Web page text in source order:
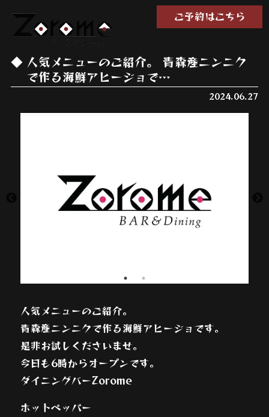
ご予約はこちら
人気メニューのご紹介。 青森産ニンニク
で作る海鮮アヒージョで…
2024.06.27
人気メニューのご紹介。
青森産ニンニクで作る海鮮アヒージョです。
是非お試しくださいませ。
今日も6時からオープンです。
ダイニングバーZorome
ホットペッパー